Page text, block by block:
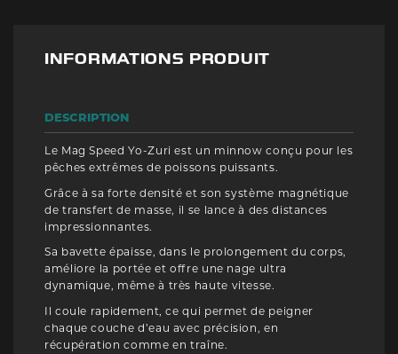
INFORMATIONS PRODUIT
DESCRIPTION
Le Mag Speed Yo-Zuri est un minnow conçu pour les
pêches extrêmes de poissons puissants.
Grâce à sa forte densité et son système magnétique
de transfert de masse, il se lance à des distances
impressionnantes.
Sa bavette épaisse, dans le prolongement du corps,
améliore la portée et offre une nage ultra
dynamique, même à très haute vitesse.
Il coule rapidement, ce qui permet de peigner
chaque couche d’eau avec précision, en
récupération comme en traîne.